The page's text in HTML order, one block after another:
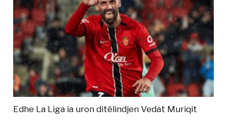
Edhe La Liga ia uron ditëlindjen Vedat Muriqit